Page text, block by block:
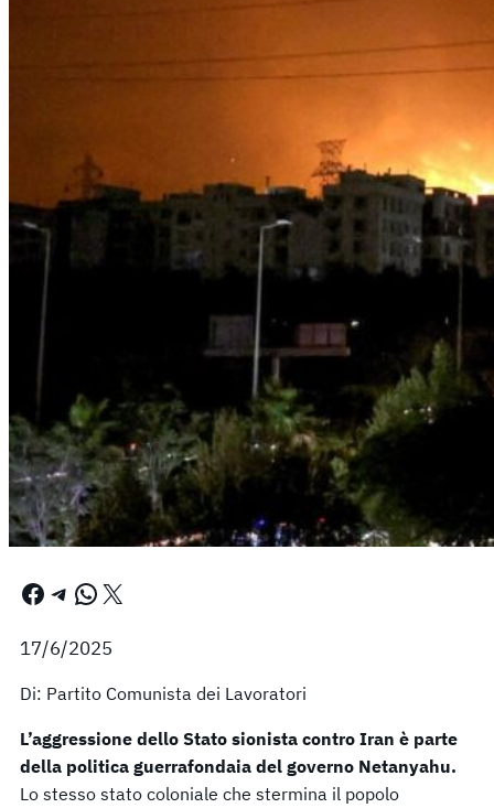
Facebook Telegram WhatsApp X
17/6/2025
Di: Partito Comunista dei Lavoratori
L’aggressione dello Stato sionista contro Iran è parte
della politica guerrafondaia del governo Netanyahu.
Lo stesso stato coloniale che stermina il popolo